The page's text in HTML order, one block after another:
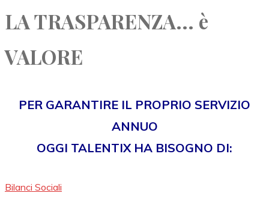
LA TRASPARENZA... è
VALORE
PER GARANTIRE IL PROPRIO SERVIZIO
ANNUO
OGGI TALENTIX HA BISOGNO DI:
Bilanci Sociali